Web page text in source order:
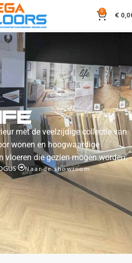
0 €
met de veelzijdige collectie van
wonen en hoogwaardige
vloeren die gezien mogen worden.
Naar de showroom